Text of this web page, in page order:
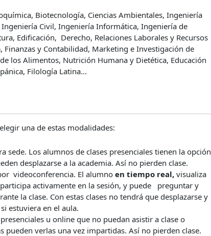
Biotecnología, Ciencias Ambientales, Ingeniería
Civil, Ingeniería Informática, Ingeniería de
Edificación, Derecho, Relaciones Laborales y Recursos
Finanzas y Contabilidad, Marketing e Investigación de
los Alimentos, Nutrición Humana y Dietética, Educación
Filología Latina…
una de estas modalidades:
sede. Los alumnos de clases presenciales tienen la opción
desplazarse a la academia. Así no pierden clase.
videoconferencia. El alumnoen tiempo real,visualiza
activamente en la sesión, y puede preguntar y
la clase. Con estas clases no tendrá que desplazarse y
estuviera en el aula.
u online que no puedan asistir a clase o
pueden verlas una vez impartidas. Así no pierden clase.